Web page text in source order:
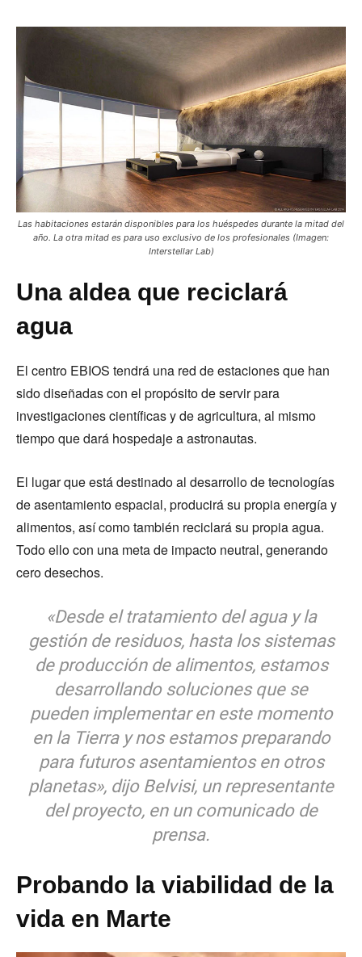
Las habitaciones estarán disponibles para los huéspedes durante la mitad del
año. La otra mitad es para uso exclusivo de los profesionales (Imagen:
Interstellar Lab)
Una aldea que reciclará
agua
El centro EBIOS tendrá una red de estaciones que han
sido diseñadas con el propósito de servir para
investigaciones científicas y de agricultura, al mismo
tiempo que dará hospedaje a astronautas.
El lugar que está destinado al desarrollo de tecnologías
de asentamiento espacial, producirá su propia energía y
alimentos, así como también reciclará su propia agua.
Todo ello con una meta de impacto neutral, generando
cero desechos.
«Desde el tratamiento del agua y la
gestión de residuos, hasta los sistemas
de producción de alimentos, estamos
desarrollando soluciones que se
pueden implementar en este momento
en la Tierra y nos estamos preparando
para futuros asentamientos en otros
planetas», dijo Belvisi, un representante
del proyecto, en un comunicado de
prensa.
Probando la viabilidad de la
vida en Marte